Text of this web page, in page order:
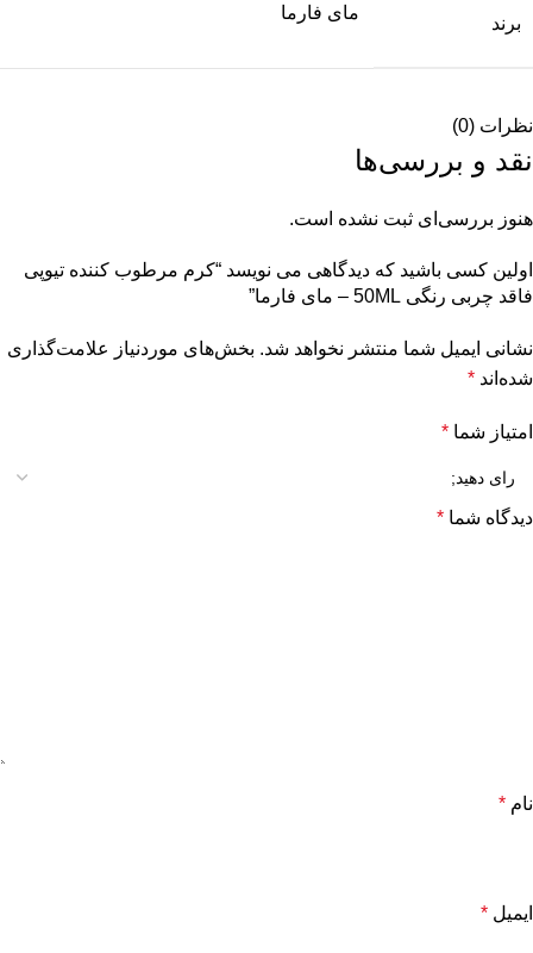
برند
مای فارما
نظرات (0)
نقد و بررسی‌ها
هنوز بررسی‌ای ثبت نشده است.
اولین کسی باشید که دیدگاهی می نویسد “کرم مرطوب کننده تیوپی
فاقد چربی رنگی 50ML – مای فارما”
نشانی ایمیل شما منتشر نخواهد شد. بخش‌های موردنیاز علامت‌گذاری
شده‌اند *
امتیاز شما *
دیدگاه شما *
نام *
ایمیل *